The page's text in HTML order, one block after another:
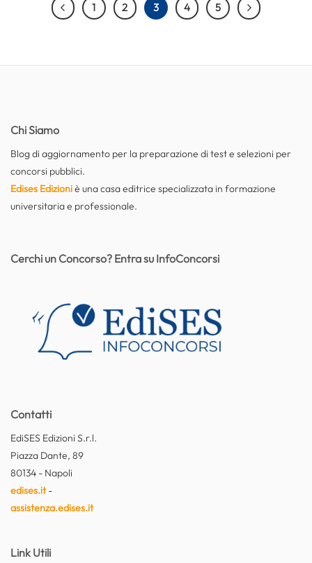
1 2 3 4 5
Chi Siamo
Blog di aggiornamento per la preparazione di test e selezioni per
concorsi pubblici.
Edises Edizioniè una casa editrice specializzata in formazione
universitaria e professionale.
Contatti
EdiSES Edizioni S.r.l.
Piazza Dante, 89
80134 - Napoli
edises.it-
assistenza.edises.it
Link Utili
Cerchi un Concorso? Entra su InfoConcorsi